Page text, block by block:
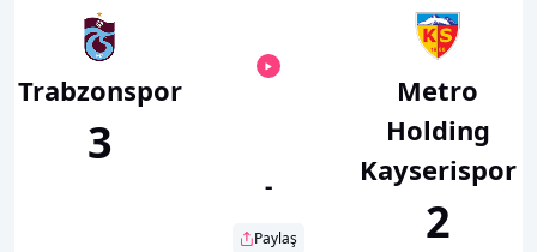
Trabzonspor
3
-
Paylaş
Metro
Holding
Kayserispor
2